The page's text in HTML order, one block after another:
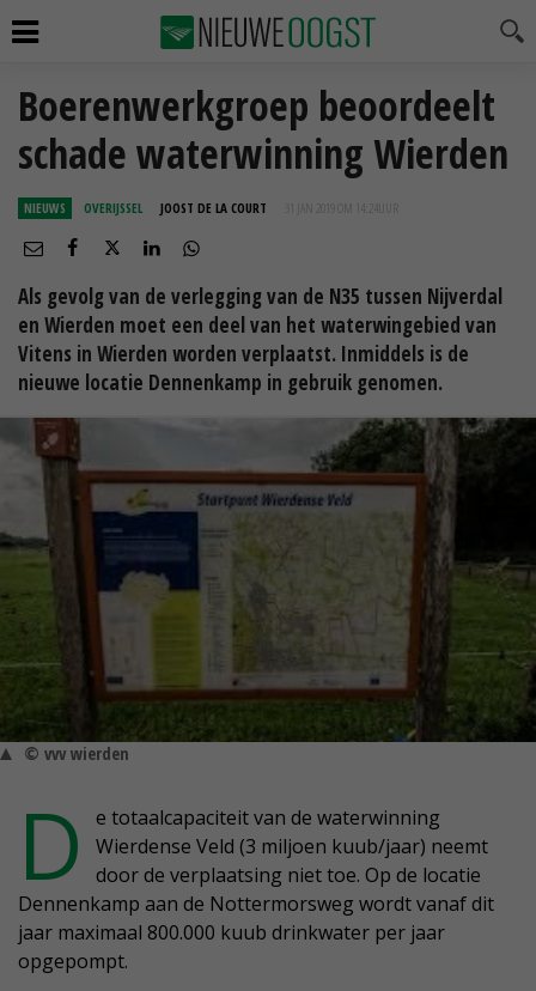
Boerenwerkgroep beoordeelt
schade waterwinning Wierden
NIEUWS OVERIJSSEL JOOST DE LA COURT 31 JAN 2019 OM 14:24
Als gevolg van de verlegging van de N35 tussen Nijverdal
en Wierden moet een deel van het waterwingebied van
Vitens in Wierden worden verplaatst. Inmiddels is de
nieuwe locatie Dennenkamp in gebruik genomen.
© vvv wierden
D
e totaalcapaciteit van de waterwinning
Wierdense Veld (3 miljoen kuub/jaar) neemt
door de verplaatsing niet toe. Op de locatie
Dennenkamp aan de Nottermorsweg wordt vanaf dit
jaar maximaal 800.000 kuub drinkwater per jaar
opgepompt.